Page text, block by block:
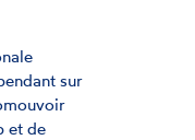
sur
et de